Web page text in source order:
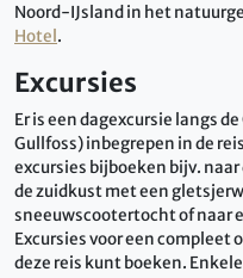
Noord-IJsland in het
Hotel .
Excursies
Er is een dagexcursie langs
Gullfoss) inbegrepen in de
excursies bijboeken bijv.
de zuidkust met een
sneeuwscootertocht of naar
Excursies voor een compleet
deze reis kunt boeken.